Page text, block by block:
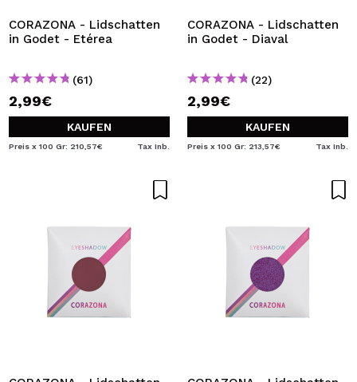
CORAZONA - Lidschatten
in Godet - Etérea
(61)
2,99€
KAUFEN
Preis x 100 Gr: 210,57€ Tax Inb.
CORAZONA - Lidschatten
in Godet - Diaval
(22)
2,99€
KAUFEN
Preis x 100 Gr: 213,57€ Tax Inb.